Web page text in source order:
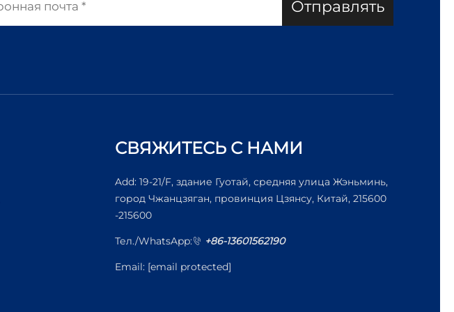
Отправлять
СВЯЖИТЕСЬ С НАМИ
Add: 19-21/F, здание Гуотай, средняя улица Жэньминь,
город Чжанцзяган, провинция Цзянсу, Китай, 215600
-215600
Тел./WhatsApp: +86-13601562190
Email: [email protected]